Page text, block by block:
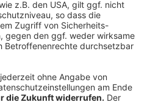
werden, so Laumann.
einmalige Maßnahme in
Das Land wolle damit nicht
„Ich hoffe, dass
werden durch die neue
unter Auflagen erlaubt.